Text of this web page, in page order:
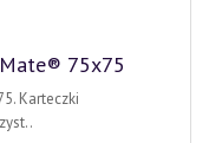
75x75
Karteczki